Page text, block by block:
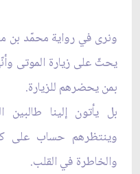
ونرى في رواية محمّد بن
يحثّ على زيارة الموتى
بمن يحضرهم للزيارة.
بل يأتون إلينا
وينتظرهم حساب على
والخاطرة في القلب.